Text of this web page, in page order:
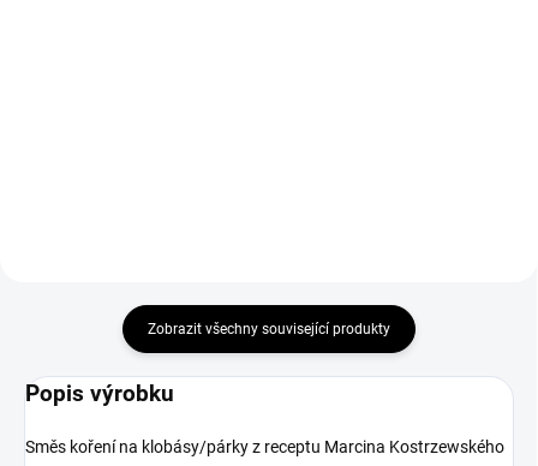
Zobrazit všechny související produkty
Popis výrobku
Směs koření na klobásy/párky z receptu Marcina Kostrzewského